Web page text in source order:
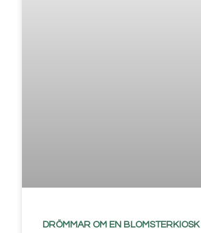
DRÖMMAR OM EN BLOMSTERKIOSK